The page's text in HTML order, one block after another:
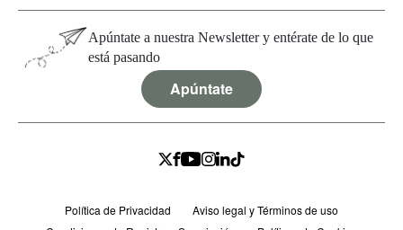
Apúntate a nuestra Newsletter y entérate de lo que
está pasando
Apúntate
Política de Privacidad
Aviso legal y Términos de uso